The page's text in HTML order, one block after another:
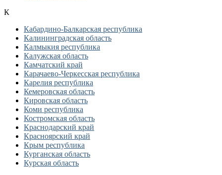
К
Кабардино-Балкарская республика
Калининградская область
Калмыкия республика
Калужская область
Камчатский край
Карачаево-Черкесская республика
Карелия республика
Кемеровская область
Кировская область
Коми республика
Костромская область
Краснодарский край
Красноярский край
Крым республика
Курганская область
Курская область